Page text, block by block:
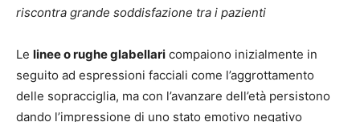
riscontra grande soddisfazione tra i pazienti
Le linee o rughe glabellari compaiono inizialmente in
seguito ad espressioni facciali come l’aggrottamento
delle sopracciglia, ma con l’avanzare dell’età persistono
dando l’impressione di uno stato emotivo negativo